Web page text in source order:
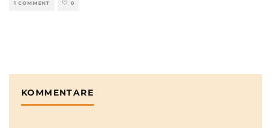
1 COMMENT 0
KOMMENTARE